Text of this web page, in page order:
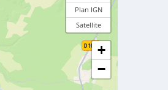
Plan IGN
Satellite
+
−